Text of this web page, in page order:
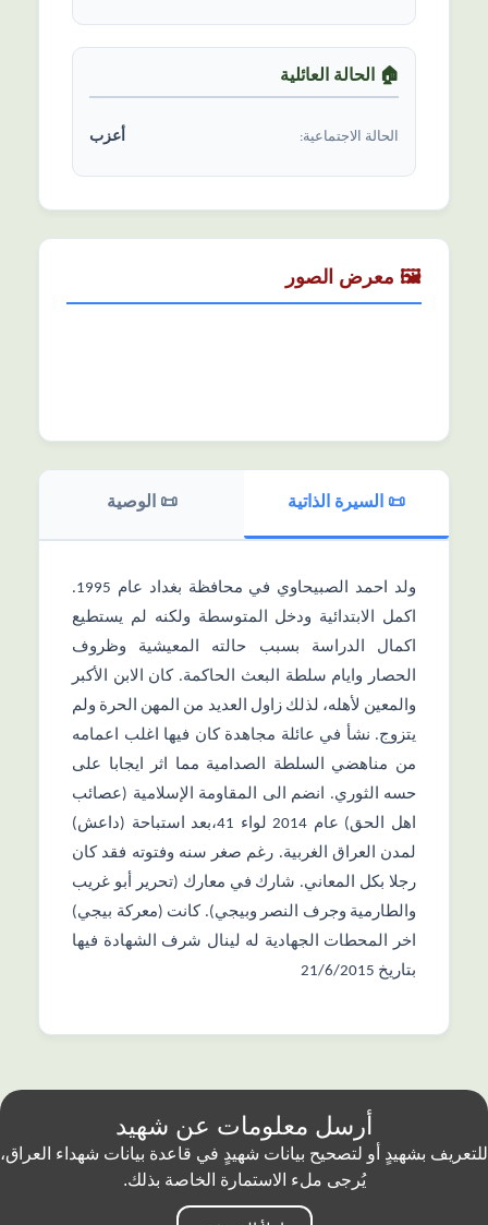
🏠 الحالة العائلیة
الحالة الاجتماعیة: أعزب
🖼️ معرض الصور
📜 السیرة الذاتیة 📜 الوصیة
ولد احمد الصبيحاوي في محافظة بغداد عام 1995.
اكمل الابتدائية ودخل المتوسطة ولكنه لم يستطيع
اكمال الدراسة بسبب حالته المعيشية وظروف
الحصار وايام سلطة البعث الحاكمة. كان الابن الأكبر
والمعين لأهله، لذلك زاول العديد من المهن الحرة ولم
يتزوج. نشأ في عائلة مجاهدة كان فيها اغلب اعمامه
من مناهضي السلطة الصدامية مما اثر ايجابا على
حسه الثوري. انضم الى المقاومة الإسلامية (عصائب
اهل الحق) عام 2014 لواء 41،بعد استباحة (داعش)
لمدن العراق الغربية. رغم صغر سنه وفتوته فقد كان
رجلا بكل المعاني. شارك في معارك (تحرير أبو غريب
والطارمية وجرف النصر وبيجي). كانت (معركة بيجي)
اخر المحطات الجهادية له لينال شرف الشهادة فيها
بتاريخ 21/6/2015
أرسل معلومات عن شهيد
للتعريف بشهيدٍ أو لتصحيح بيانات شهيدٍ في قاعدة بيانات شهداء العراق،
يُرجى ملء الاستمارة الخاصة بذلك.